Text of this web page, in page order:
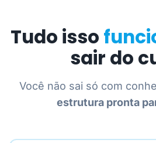
Tudo isso
sair do
Você não sai só com
estrutura pronta